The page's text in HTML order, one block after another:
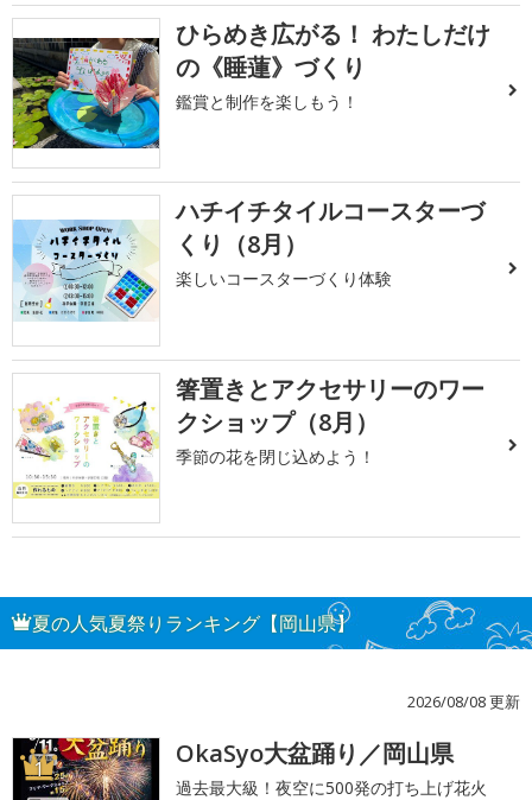
ひらめき広がる！ わたしだけ
の《睡蓮》づくり
鑑賞と制作を楽しもう！
ハチイチタイルコースターづ
くり（8月）
楽しいコースターづくり体験
箸置きとアクセサリーのワー
クショップ（8月）
季節の花を閉じ込めよう！
夏の人気夏祭りランキング【岡山県】
2026/08/08 更新
1 OkaSyo大盆踊り／岡山県
過去最大級！夜空に500発の打ち上げ花火